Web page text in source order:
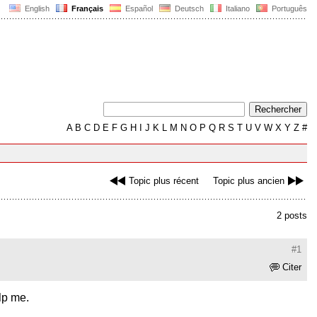
English Français Español Deutsch Italiano Português
AB C D E F G H J K L M N O P Q R S T U V W X Y Z #
Topic plus récent Topic plus ancien
2 posts
#1
Citer
me.